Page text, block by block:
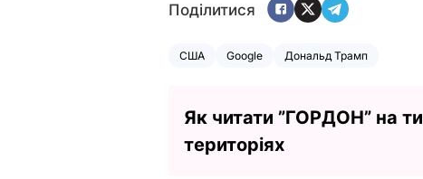
Поділитися
США Google Дональд Трамп
Як читати ”ГОРДОН” на
територіях